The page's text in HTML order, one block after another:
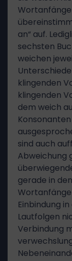
Wortanfänge
an“ auf.
sechsten
weichen
klingenden
klingenden
dem weich
sind auch
Abweichung
gerade in
Einbindung
Lautfolgen
Verbindung